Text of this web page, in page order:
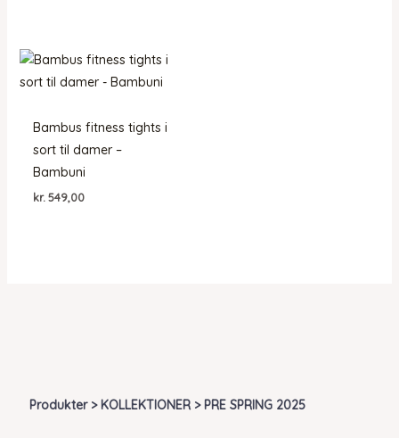
Produkter > KOLLEKTIONER > PRE SPRING 2025
Bambus fitness tights i
sort til damer –
Bambuni
kr. 549,00